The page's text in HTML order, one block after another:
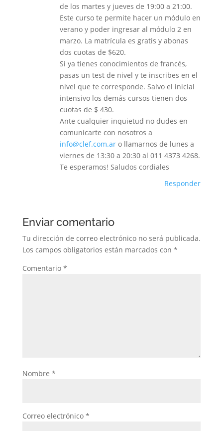
de los martes y jueves de 19:00 a 21:00.
Este curso te permite hacer un módulo en
verano y poder ingresar al módulo 2 en
marzo. La matrícula es gratis y abonas
dos cuotas de $620.
Si ya tienes conocimientos de francés,
pasas un test de nivel y te inscribes en el
nivel que te corresponde. Salvo el inicial
intensivo los demás cursos tienen dos
cuotas de $ 430.
Ante cualquier inquietud no dudes en
comunicarte con nosotros a
info@clef.com.aro llamarnos de lunes a
viernes de 13:30 a 20:30 al 011 4373 4268.
Te esperamos! Saludos cordiales
Responder
Enviar comentario
Tu dirección de correo electrónico no será publicada.
Los campos obligatorios están marcados con *
Comentario *
Nombre *
Correo electrónico *